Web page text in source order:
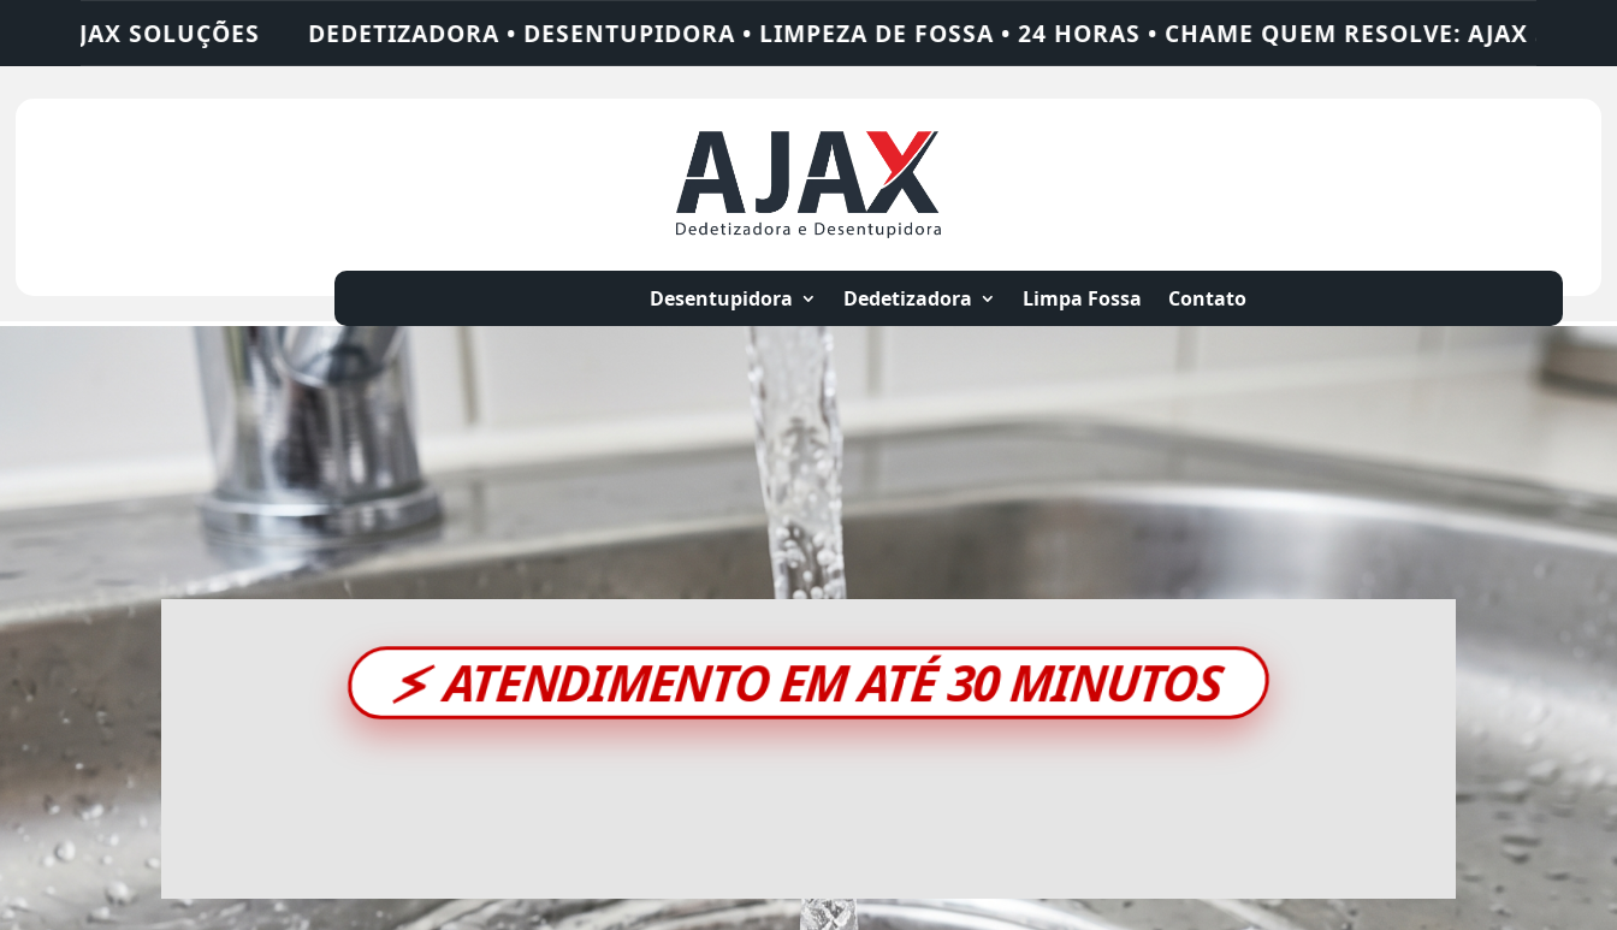
• DESENTUPIDORA • LIMPEZA DE FOSSA • 24 HORAS • CHAME QUEM RESOLVE: AJAX SOLUÇÕES DEDETIZADORA •
Desentupidora Dedetizadora Limpa Fossa Contato
⚡ATENDIMENTO EM ATÉ 30 MINUTOS